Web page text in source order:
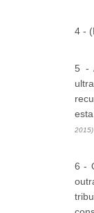
4 -
5 -
2015)
6 -